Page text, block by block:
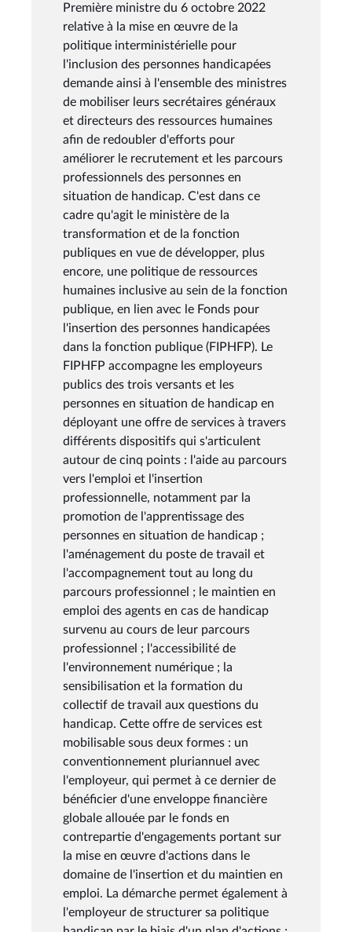
Première ministre du 6 octobre 2022
relative à la mise en œuvre de la
politique interministérielle pour
l'inclusion des personnes handicapées
demande ainsi à l'ensemble des ministres
de mobiliser leurs secrétaires généraux
et directeurs des ressources humaines
afin de redoubler d'efforts pour
améliorer le recrutement et les parcours
professionnels des personnes en
situation de handicap. C'est dans ce
cadre qu'agit le ministère de la
transformation et de la fonction
publiques en vue de développer, plus
encore, une politique de ressources
humaines inclusive au sein de la fonction
publique, en lien avec le Fonds pour
l'insertion des personnes handicapées
dans la fonction publique (FIPHFP). Le
FIPHFP accompagne les employeurs
publics des trois versants et les
personnes en situation de handicap en
déployant une offre de services à travers
différents dispositifs qui s'articulent
autour de cinq points : l'aide au parcours
vers l'emploi et l'insertion
professionnelle, notamment par la
promotion de l'apprentissage des
personnes en situation de handicap ;
l'aménagement du poste de travail et
l'accompagnement tout au long du
parcours professionnel ; le maintien en
emploi des agents en cas de handicap
survenu au cours de leur parcours
professionnel ; l'accessibilité de
l'environnement numérique ; la
sensibilisation et la formation du
collectif de travail aux questions du
handicap. Cette offre de services est
mobilisable sous deux formes : un
conventionnement pluriannuel avec
l'employeur, qui permet à ce dernier de
bénéficier d'une enveloppe financière
globale allouée par le fonds en
contrepartie d'engagements portant sur
la mise en œuvre d'actions dans le
domaine de l'insertion et du maintien en
emploi. La démarche permet également à
l'employeur de structurer sa politique